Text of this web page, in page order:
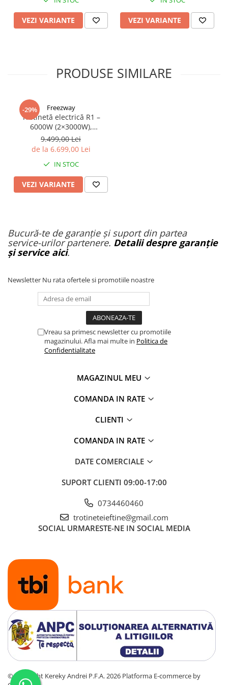
VEZI VARIANTE VEZI VARIANTE
PRODUSE SIMILARE
-29% Freezway
Trotinetă electrică R1 –
6000W (2×3000W),
autonomie 100 km, viteză
90 km/h, suspensie dublă,
frâne hidraulice
9.499,00 Lei
de la 6.699,00 Lei
IN STOC
VEZI VARIANTE
Bucură-te de garanție și suport din partea
service-urilor partenere. Detalii despre garanție
și service aici.
Newsletter Nu rata ofertele si promotiile noastre
Vreau sa primesc newsletter cu promotiile
magazinului. Afla mai multe in Politica de
Confidentialitate
MAGAZINUL MEU
COMANDA IN RATE
CLIENTI
COMANDA IN RATE
DATE COMERCIALE
SUPORT CLIENTI 09:00-17:00
0734460460
trotineteieftine@gmail.com
SOCIAL URMARESTE-NE IN SOCIAL MEDIA
©Copyright Kereky Andrei P.F.A. 2026 Platforma E-commerce by